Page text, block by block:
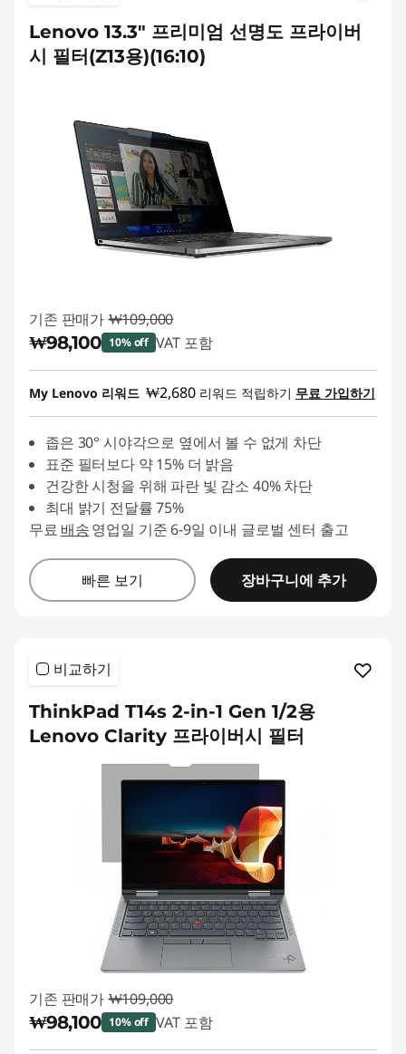
Lenovo 13.3" 프리미엄 선명도 프라이버
시 필터(Z13용)(16:10)
기존 판매가 ₩109,000
₩98,100 10% off VAT 포함
즉시 할인: :-₩10,900
My Lenovo 리워드 ₩2,680 리워드 적립하기 무료 가입하기
좁은 30° 시야각으로 옆에서 볼 수 없게 차단
표준 필터보다 약 15% 더 밝음
건강한 시청을 위해 파란 빛 감소 40% 차단
최대 밝기 전달률 75%
무료 배송영업일 기준 6-9일 이내 글로벌 센터 출고
빠른 보기 장바구니에 추가
비교하기
ThinkPad T14s 2-in-1 Gen 1/2용
Lenovo Clarity 프라이버시 필터
기존 판매가 ₩109,000
₩98,100 10% off VAT 포함